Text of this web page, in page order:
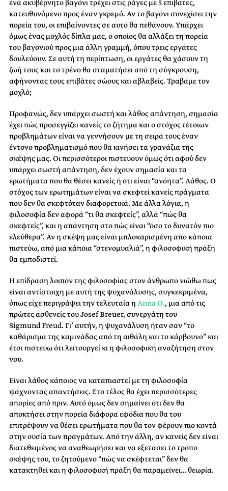
ένα ακυβέρνητο βαγόνι τρέχει στις ράγες με 5 επιβάτες,
κατευθυνόμενο προς έναν γκρεμό. Αν το βαγόνι συνεχίσει την
πορεία του, οι επιβαίνοντες σε αυτό θα πεθάνουν. Υπάρχει
όμως ένας μοχλός δίπλα μας, ο οποίος θα αλλάξει τη πορεία
του βαγονιού προς μια άλλη γραμμή, όπου τρεις εργάτες
δουλεύουν. Σε αυτή τη περίπτωση, οι εργάτες θα χάσουν τη
ζωή τους και το τρένο θα σταματήσει από τη σύγκρουση,
αφήνοντας τους επιβάτες σώους και αβλαβείς. Τραβάμε τον
μοχλό;
Προφανώς, δεν υπάρχει σωστή και λάθος απάντηση, σημασία
έχει πώς προσεγγίζει κανείς το ζήτημα και ο στόχος τέτοιων
προβλημάτων είναι να γεννήσουν με τη σειρά τους έναν
έντονο προβληματισμό που θα κινήσει τα γρανάζια της
σκέψης μας. Οι περισσότεροι πιστεύουν όμως ότι αφού δεν
υπάρχει σωστή απάντηση, δεν έχουν σημασία και τα
ερωτήματα που θα θέσει κανείς ή ότι είναι “ανόητα”. Λάθος. Ο
στόχος των ερωτημάτων είναι να σκεφτεί κανείς πράγματα
που δεν θα σκεφτόταν διαφορετικά. Με άλλα λόγια, η
φιλοσοφία δεν αφορά “τι θα σκεφτείς”, αλλά “πώς θα
σκεφτείς”, και η απάντηση στο πώς είναι “όσο το δυνατόν πιο
ελεύθερα”. Αν η σκέψη μας είναι μπλοκαρισμένη από κάποια
πιστεύω, από μια κάποια “στενομυαλιά”, η φιλοσοφική πράξη
θα εμποδιστεί.
Η επίδραση λοιπόν της φιλοσοφίας στον άνθρωπο νιώθω πως
είναι αντίστοιχη με αυτή της ψυχανάλυσης, συγκεκριμένα,
όπως είχε περιγράψει την τελευταία η Anna Ο., μια από τις
πρώτες ασθενείς του Josef Breuer, συνεργάτη του
Sigmund Freud. Γι’ αυτήν, η ψυχανάλυση ήταν σαν “το
καθάρισμα της καμινάδας από τη αιθάλη και το κάρβουνο” και
έτσι πιστεύω ότι λειτουργεί κι η φιλοσοφική αναζήτηση στον
νου.
Είναι λάθος κάποιος να καταπιαστεί με τη φιλοσοφία
ψάχνοντας απαντήσεις. Στο τέλος θα έχει περισσότερες
απορίες από πριν. Αυτό όμως δεν σημαίνει ότι δεν θα
αποκτήσει στην πορεία διάφορα εφόδια που θα του
επιτρέψουν να θέσει ερωτήματα που θα τον φέρουν πιο κοντά
στην ουσία των πραγμάτων. Από την άλλη, αν κανείς δεν είναι
διατεθειμένος να αναθεωρήσει και να εξετάσει το τρόπο
σκέψης του, το ζητούμενο “πώς να σκέφτεται” δεν θα
κατακτηθεί και η φιλοσοφική πράξη θα παραμείνει… θεωρία.